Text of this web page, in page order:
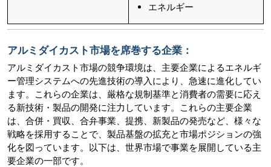
エネルギー
アルミダイカスト市場を席巻する企業：
アルミダイカスト市場の競争環境は、主要企業によるエネルギ
ー管理システムへの先進技術の導入により、急速に進化してい
ます。これらの企業は、厳格な規制基準と消費者の需要に応え
る新技術・製品の開発に注力しています。これらの主要企業
は、合併・買収、合弁事業、提携、新製品の発売など、様々な
戦略を採用することで、製品基盤の拡充と市場ポジションの強
化を図っています。以下は、世界市場で事業を展開している主
要企業の一部です。